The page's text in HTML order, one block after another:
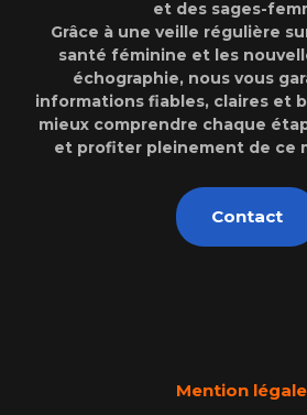
et des sages-
Grâce à une veille régulière
santé féminine et les
échographie, nous vous
informations fiables, claires et
mieux comprendre chaque
et profiter pleinement de ce
Contact
Mention